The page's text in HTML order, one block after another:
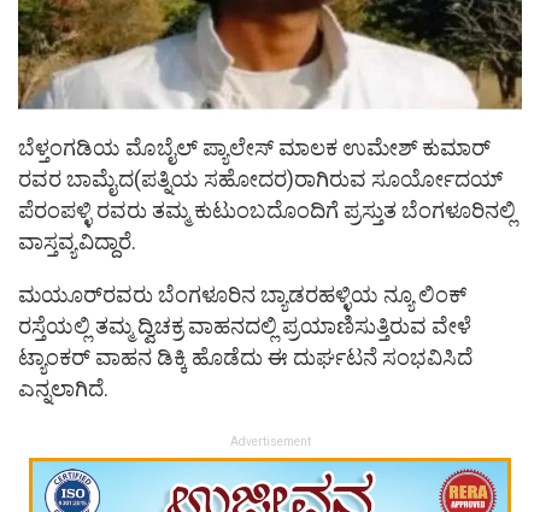
ಬೆಳ್ತಂಗಡಿಯ ಮೊಬೈಲ್ ಪ್ಯಾಲೇಸ್ ಮಾಲಕ ಉಮೇಶ್ ಕುಮಾರ್
ರವರ ಬಾಮೈದ(ಪತ್ನಿಯ ಸಹೋದರ)ರಾಗಿರುವ ಸೂರ್ಯೋದಯ್
ಪೆರಂಪಳ್ಳಿ ರವರು ತಮ್ಮ ಕುಟುಂಬದೊಂದಿಗೆ ಪ್ರಸ್ತುತ ಬೆಂಗಳೂರಿನಲ್ಲಿ
ವಾಸ್ತವ್ಯವಿದ್ದಾರೆ.
ಮಯೂರ್‌ರವರು ಬೆಂಗಳೂರಿನ ಬ್ಯಾಡರಹಳ್ಳಿಯ ನ್ಯೂ ಲಿಂಕ್
ರಸ್ತೆಯಲ್ಲಿ ತಮ್ಮ ದ್ವಿಚಕ್ರ ವಾಹನದಲ್ಲಿ ಪ್ರಯಾಣಿಸುತ್ತಿರುವ ವೇಳೆ
ಟ್ಯಾಂಕರ್ ವಾಹನ ಡಿಕ್ಕಿ ಹೊಡೆದು ಈ ದುರ್ಘಟನೆ ಸಂಭವಿಸಿದೆ
ಎನ್ನಲಾಗಿದೆ.
Advertisement